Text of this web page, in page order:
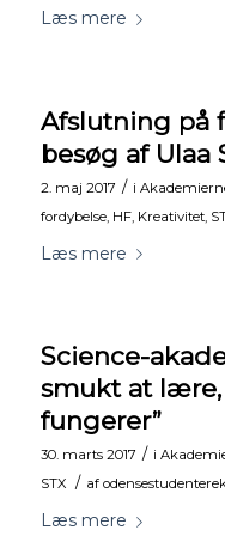
Læs mere
Afslutning på
besøg af Ulaa
2. maj 2017 / i
fordybelse, HF, Kreativitet,
Læs mere
Science-
smukt at
fungerer”
30. marts 2017 / i
STX
/ af
Læs mere